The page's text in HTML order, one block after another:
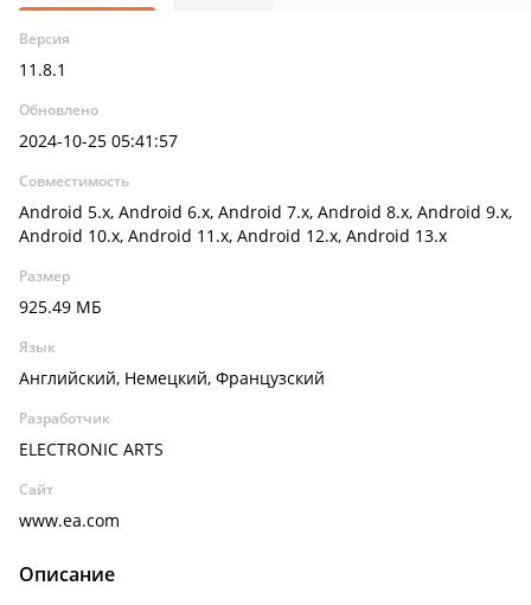
Версия
11.8.1
Обновлено
2024-10-25 05:41:57
Совместимость
Android 5.x, Android 6.x, Android 7.x, Android 8.x, Android 9.x,
Android 10.x, Android 11.x, Android 12.x, Android 13.x
Размер
925.49 МБ
Язык
Английский, Немецкий, Французский
Разработчик
ELECTRONIC ARTS
Сайт
www.ea.com
Описание